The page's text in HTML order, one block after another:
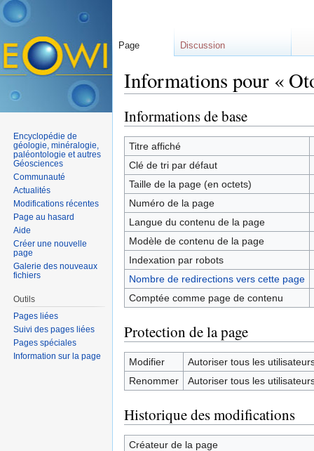
Informations pour «
Informations de base
Titre affiché
Clé de tri par défaut
Taille de la page (en octets)
Numéro de la page
Langue du contenu de la page
Modèle de contenu de la page
Indexation par robots
Nombre de redirections vers cette page
Comptée comme page de contenu
Protection de la page
Modifier
Autoriser tous les
Renommer
Autoriser tous les
Historique des modifications
Créateur de la page
Page Discussion
Encyclopédie de
géologie, minéralogie,
paléontologie et autres
Géosciences
Communauté
Actualités
Modifications récentes
Page au hasard
Aide
Créer une nouvelle
page
Galerie des nouveaux
fichiers
Outils
Pages liées
Suivi des pages liées
Pages spéciales
Information sur la page